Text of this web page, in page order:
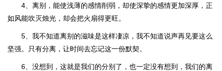
4、离别，能使浅薄的感情削弱，却使深挚的感情更加深厚，正
如风能吹灭烛光，却会把火扇得更旺。
5、我不知道离别的滋味是这样凄凉，我不知道说声再见要这么
坚强。只有分离，让时间去忘记这一份默契。
6、没想到，这就是我们的分别了，也一定没有想到，我们的离